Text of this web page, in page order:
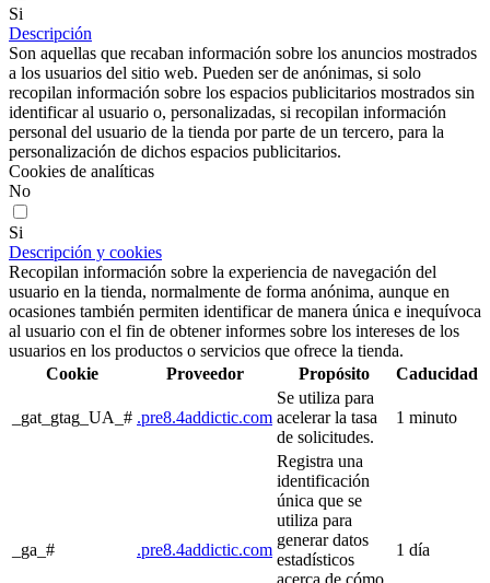
Si
Descripción
Son aquellas que recaban información sobre los anuncios mostrados
a los usuarios del sitio web. Pueden ser de anónimas, si solo
recopilan información sobre los espacios publicitarios mostrados sin
identificar al usuario o, personalizadas, si recopilan información
personal del usuario de la tienda por parte de un tercero, para la
personalización de dichos espacios publicitarios.
Cookies de analíticas
No
Si
Descripción y cookies
Recopilan información sobre la experiencia de navegación del
usuario en la tienda, normalmente de forma anónima, aunque en
ocasiones también permiten identificar de manera única e inequívoca
al usuario con el fin de obtener informes sobre los intereses de los
usuarios en los productos o servicios que ofrece la tienda.
Cookie
Proveedor Propósito Caducidad
_gat_gtag_UA_# .pre8.4addictic.com
Se utiliza para
acelerar la tasa
de solicitudes.
1 minuto
_ga_# .pre8.4addictic.com
Registra una
identificación
única que se
utiliza para
generar datos
estadísticos
1 día